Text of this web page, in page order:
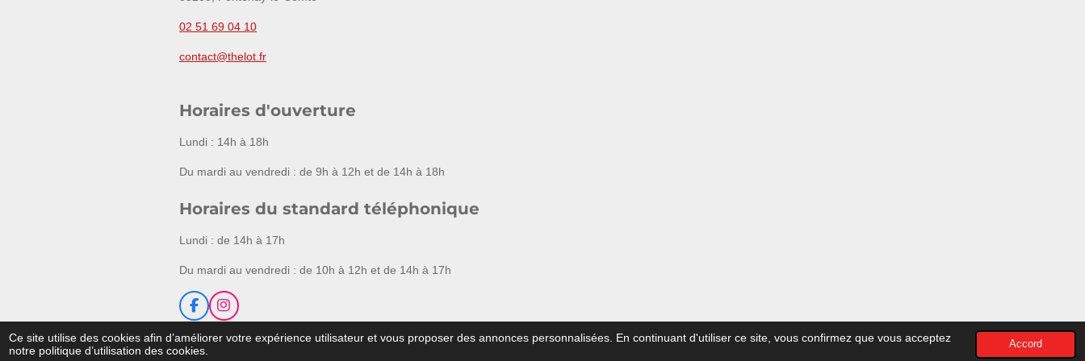
Ce site utilise des cookies afin d’améliorer votre expérience utilisateur et vous proposer des annonces personnalisées. En continuant d'utiliser ce site, vous confirmez que vous acceptez
notre politique d’utilisation des cookies.
Accord
02 51 69 04 10
contact@thelot.fr
Horaires d'ouverture
Lundi : 14h à 18h
Du mardi au vendredi : de 9h à 12h et de 14h à 18h
Horaires du standard téléphonique
Lundi : de 14h à 17h
Du mardi au vendredi : de 10h à 12h et de 14h à 17h
F
a
c
e
I
n
s